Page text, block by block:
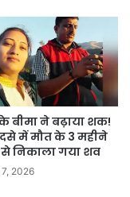
बीमा ने बढ़ाया शक!
में मौत के 3 महीने
से निकाला गया शव
2026